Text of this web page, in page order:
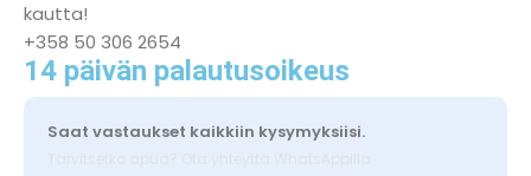
kautta!
+358 50 306 2654
14 päivän palautusoikeus
Saat vastaukset kaikkiin kysymyksiisi.
Tarvitsetko apua? Ota yhteyttä WhatsAppilla